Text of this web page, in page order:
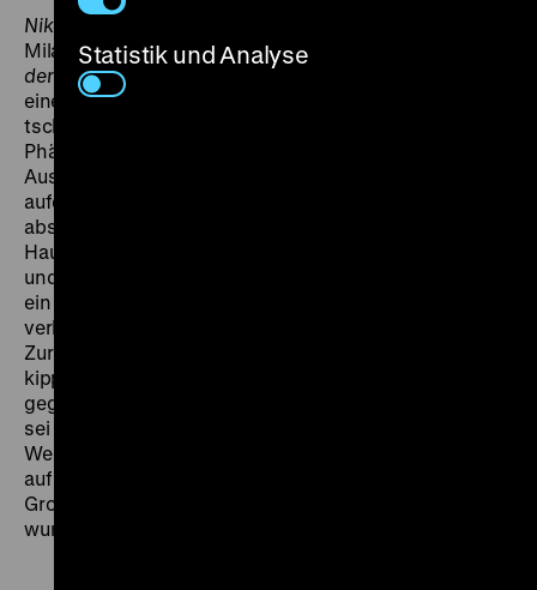
Nikdo se nebude smát
Milan Kunderas SammlungSměšné lásky (Das Buch
der lächerlichen Liebe)
. Hynek Bočans Regiedebüt ist
eine der präzisesten Komödien der
tschechoslowakischen Neuen Welle: eine
Phänomenologie alltäglichen Kleinmuts und des
Ausweichens als Lebensprinzip. Denn Záturecký, ein
aufdringlicher Graphoman, lässt sich nicht
abschütteln. Er erscheint auf der Fakultät, bei Klíma zu
Hause, mobilisiert dessen Frau, die Hausverwaltung
und sogar die Partei. Aus einer harmlosen Lüge wird
ein Netz, in dem sich der Held mit kafkaesker Logik
verheddert. Jan Kačer spielt Klíma mit einer
Zurückhaltung, die das Komische ins Beklemmende
kippen lässt. Kundera selbst war zuerst skeptisch
gegenüber der Verfilmung, räumte später aber ein, es
sei wohl die gelungenste Adaption seiner Werke. Seine
Weltpremiere feierte Bočans Farce im Oktober 1965
auf dem Filmfestival in Mannheim, wo er mit dem
Großen Preis der Stadt Mannheim ausgezeichnet
wurde. (ls)
Statistik und Analyse